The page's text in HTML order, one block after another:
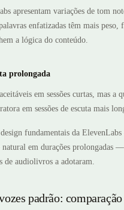
apresentam variações de tom
enfatizadas têm mais peso,
a lógica do conteúdo.
prolongada
em sessões curtas, mas a
em sessões de escuta mais
fundamentais da ElevenLabs
natural em durações prolongadas
de audiolivros a adotaram.
padrão: